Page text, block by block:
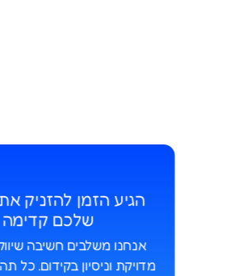
הגיע הזמן להזניק
שלכם קדימה
אנחנו משלבים חשיבה
מדויקת וניסיון בקידום. כל